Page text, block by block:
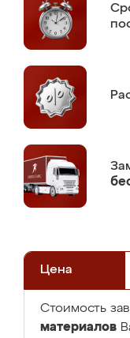
Цена
Стоимость
материалов